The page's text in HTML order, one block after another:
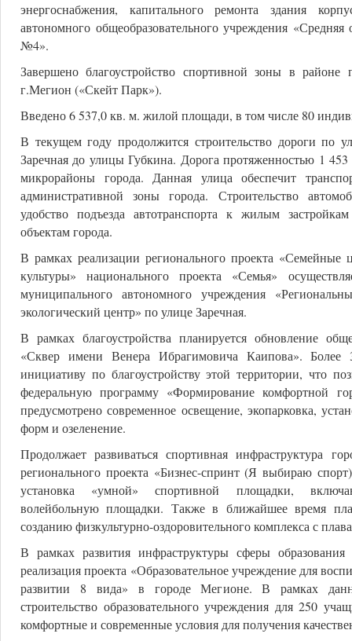
энергоснабжения, капитального ремонта здания
автономного общеобразовательного учреждения «Средняя
№4».
Завершено благоустройство спортивной зоны в районе
г.Мегион («Скейт Парк»).
Введено 6 537,0 кв. м. жилой площади, в том числе 80
В текущем году продолжится строительство дороги по
Заречная до улицы Губкина. Дорога протяженностью 1
микрорайоны города. Данная улица обеспечит
административной зоны города. Строительство
удобство подъезда автотранспорта к жилым
объектам города.
В рамках реализации регионального проекта «Семейные
культуры» национального проекта «Семья»
муниципального автономного учреждения
экологический центр» по улице Заречная.
В рамках благоустройства планируется обновление
«Сквер имени Венера Ибрагимовича Каипова». Более
инициативу по благоустройству этой территории, что
федеральную программу «Формирование комфортной
предусмотрено современное освещение, экопарковка,
форм и озеленение.
Продолжает развиваться спортивная инфраструктура
регионального проекта «Бизнес-спринт (Я выбираю
установка «умной» спортивной площадки,
волейбольную площадки. Также в ближайшее время
созданию физкультурно-оздоровительного комплекса с
В рамках развития инфраструктуры сферы
реализация проекта «Образовательное учреждение для
развитии 8 вида» в городе Мегионе. В рамках
строительство образовательного учреждения для 250
комфортные и современные условия для получения